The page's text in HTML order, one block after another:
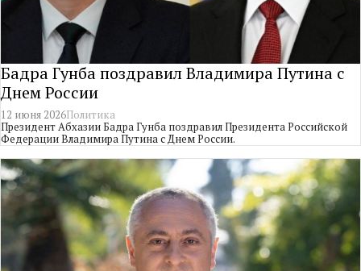
Бадра Гунба поздравил Владимира Путина с
Днем России
12 июня 2026Политика
Президент Абхазии Бадра Гунба поздравил Президента Российской
Федерации Владимира Путина с Днем России.